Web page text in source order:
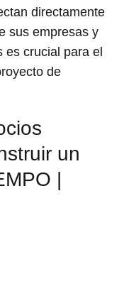
directamente
sus empresas y
es crucial para el
de
un
|